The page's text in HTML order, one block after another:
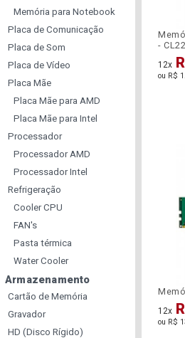
Memória para Notebook
Placa de Comunicação
Placa de Som
Placa de Vídeo
Placa Mãe
Placa Mãe para AMD
Placa Mãe para Intel
Processador
Processador AMD
Processador Intel
Refrigeração
Cooler CPU
FAN's
Pasta térmica
Water Cooler
Armazenamento
Cartão de Memória
Gravador
HD (Disco Rígido)
-
12x
ou R$
12x
ou R$